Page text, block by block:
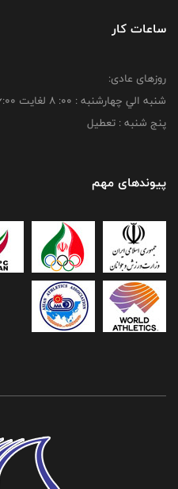
ساعات کار
روزهای عادی:
شنبه الي چهارشنبه : 00: 8 لغايت 16:00
پنج شنبه : تعطیل
پیوندهای مهم